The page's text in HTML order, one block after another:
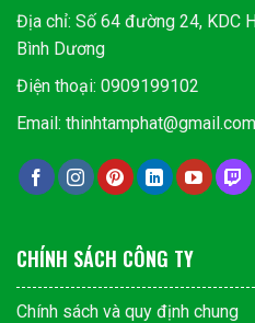
Địa chỉ: Số 64 đường 24, KDC
Bình Dương
Điện thoại: 0909199102
Email: thinhtamphat@gmail.com
CHÍNH SÁCH CÔNG TY
Chính sách và quy định chung